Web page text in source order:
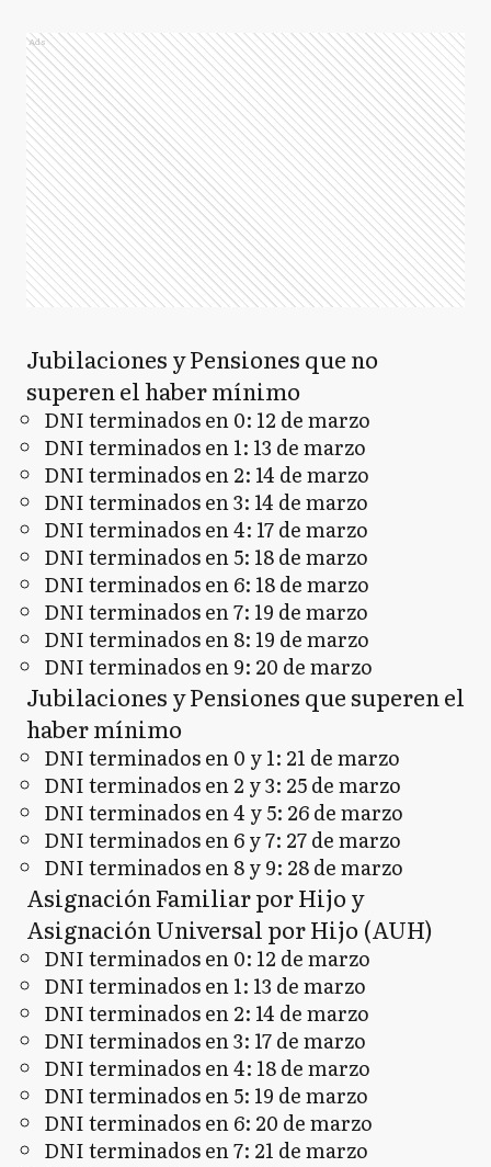
Ads
Jubilaciones y Pensiones que no
superen el haber mínimo
DNI terminados en 0: 12 de marzo
DNI terminados en 1: 13 de marzo
DNI terminados en 2: 14 de marzo
DNI terminados en 3: 14 de marzo
DNI terminados en 4: 17 de marzo
DNI terminados en 5: 18 de marzo
DNI terminados en 6: 18 de marzo
DNI terminados en 7: 19 de marzo
DNI terminados en 8: 19 de marzo
DNI terminados en 9: 20 de marzo
Jubilaciones y Pensiones que superen el
haber mínimo
DNI terminados en 0 y 1: 21 de marzo
DNI terminados en 2 y 3: 25 de marzo
DNI terminados en 4 y 5: 26 de marzo
DNI terminados en 6 y 7: 27 de marzo
DNI terminados en 8 y 9: 28 de marzo
Asignación Familiar por Hijo y
Asignación Universal por Hijo (AUH)
DNI terminados en 0: 12 de marzo
DNI terminados en 1: 13 de marzo
DNI terminados en 2: 14 de marzo
DNI terminados en 3: 17 de marzo
DNI terminados en 4: 18 de marzo
DNI terminados en 5: 19 de marzo
DNI terminados en 6: 20 de marzo
DNI terminados en 7: 21 de marzo